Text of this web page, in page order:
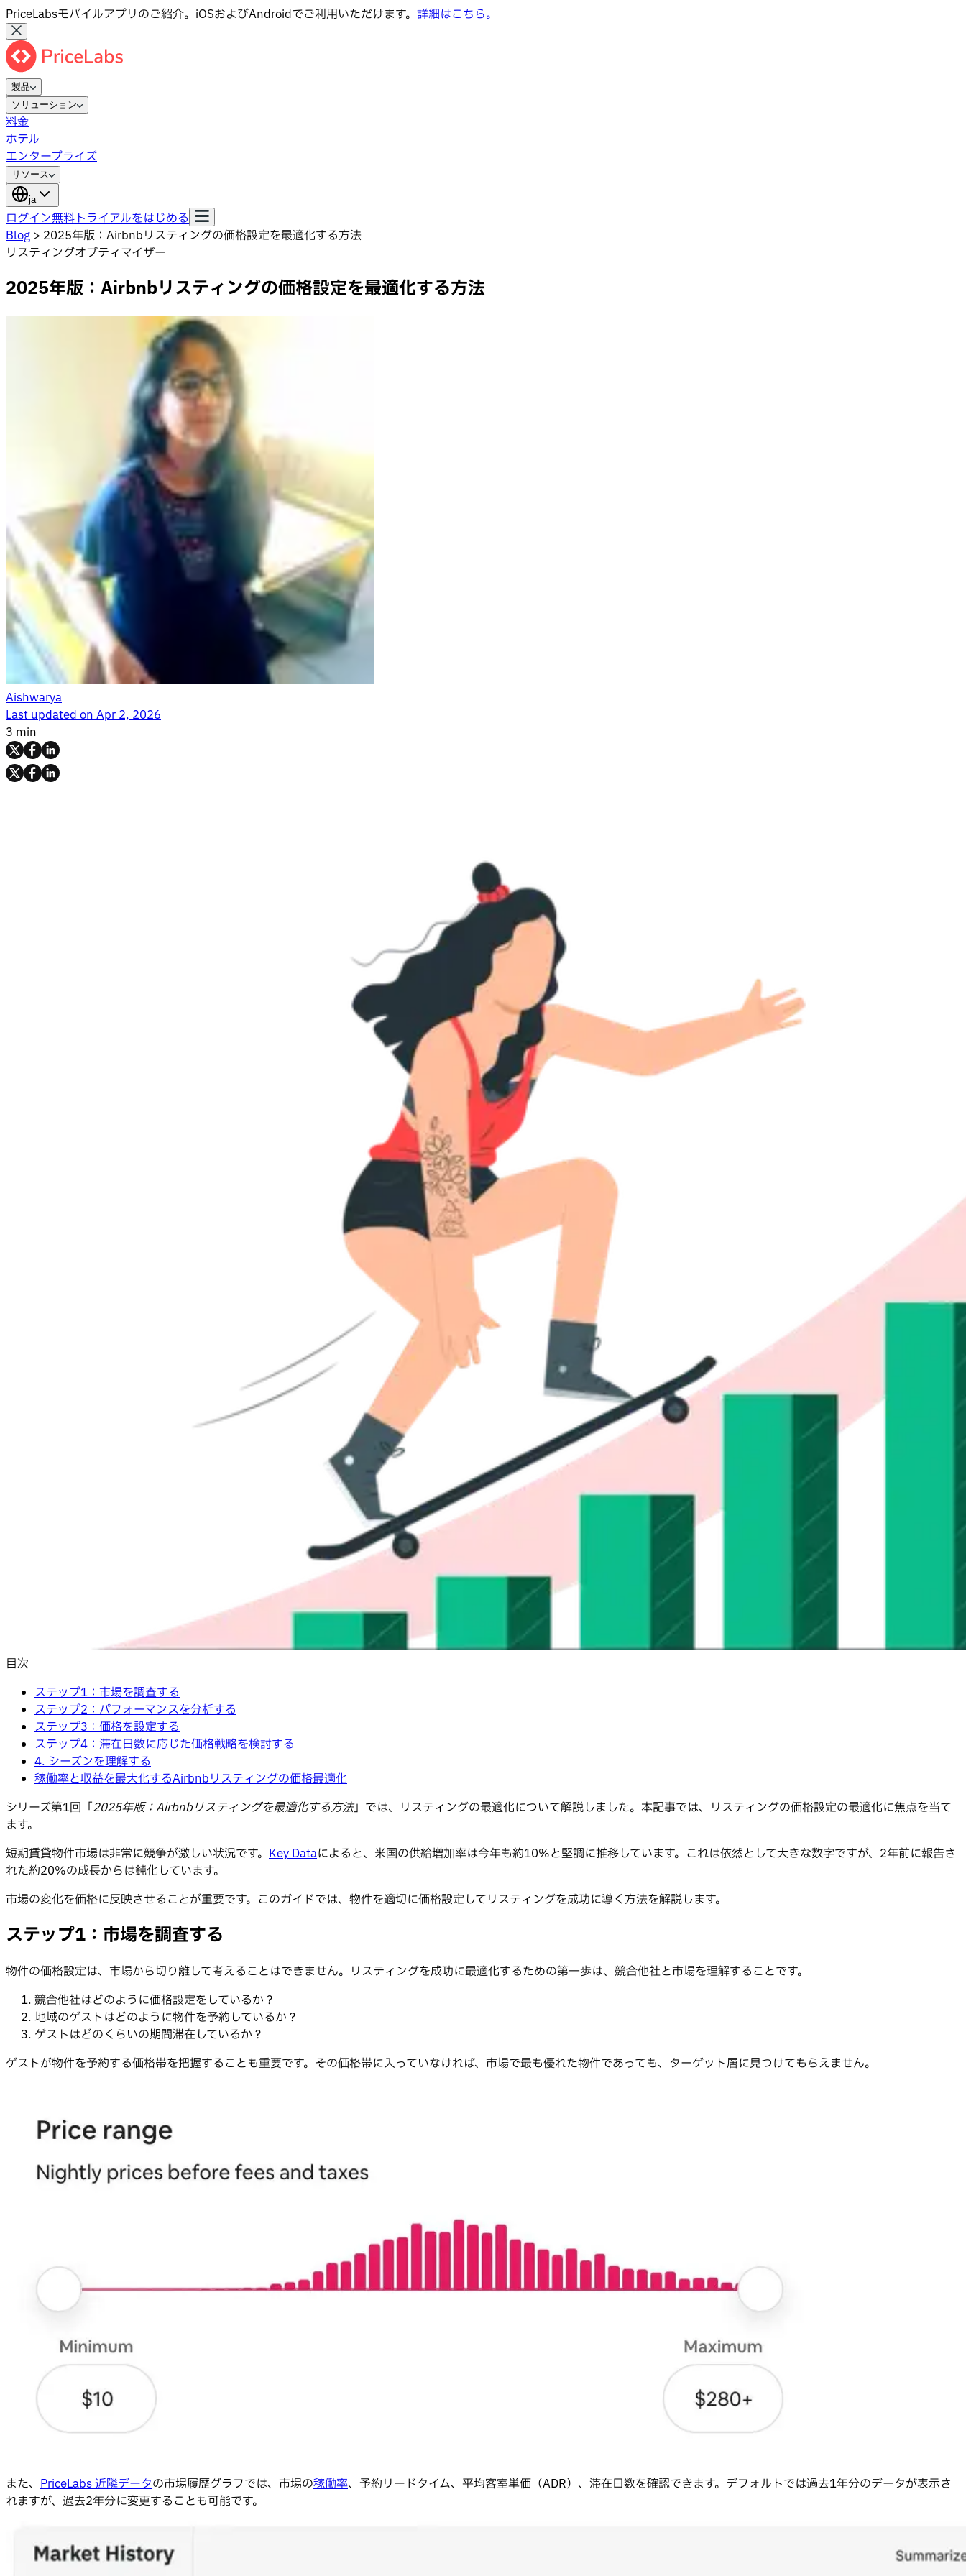
PriceLabsモバイルアプリのご紹介。iOSおよびAndroidでご利用いただけます。 詳細はこちら。
製品
ソリューション
料金
ホテル
エンタープライズ
リソース
ja
ログイン無料トライアルをはじめる
Blog > 2025年版：Airbnbリスティングの価格設定を最適化する方法
リスティングオプティマイザー
2025年版：Airbnbリスティングの価格設定を最適化する方法
Aishwarya
Last updated onApr 2, 2026
3 min
目次
ステップ1：市場を調査する
ステップ2：パフォーマンスを分析する
ステップ3：価格を設定する
ステップ4：滞在日数に応じた価格戦略を検討する
4. シーズンを理解する
稼働率と収益を最大化するAirbnbリスティングの価格最適化
シリーズ第1回「2025年版：Airbnbリスティングを最適化する方法」では、リスティングの最適化について解説しました。本記事では、リスティングの価格設定の最適化に焦点を当て
ます。
短期賃貸物件市場は非常に競争が激しい状況です。 Key Dataによると、米国の供給増加率は今年も約10%と堅調に推移しています。これは依然として大きな数字ですが、2年前に報告さ
れた約20%の成長からは鈍化しています。
市場の変化を価格に反映させることが重要です。このガイドでは、物件を適切に価格設定してリスティングを成功に導く方法を解説します。
ステップ1：市場を調査する
物件の価格設定は、市場から切り離して考えることはできません。リスティングを成功に最適化するための第一歩は、競合他社と市場を理解することです。
競合他社はどのように価格設定をしているか？
地域のゲストはどのように物件を予約しているか？
ゲストはどのくらいの期間滞在しているか？
ゲストが物件を予約する価格帯を把握することも重要です。その価格帯に入っていなければ、市場で最も優れた物件であっても、ターゲット層に見つけてもらえません。
また、 PriceLabs 近隣データの市場履歴グラフでは、市場の稼働率、予約リードタイム、平均客室単価（ADR）、滞在日数を確認できます。デフォルトでは過去1年分のデータが表示さ
れますが、過去2年分に変更することも可能です。